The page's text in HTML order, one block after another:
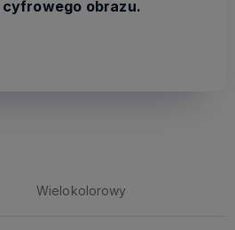
cyfrowego obrazu.
Wielokolorowy